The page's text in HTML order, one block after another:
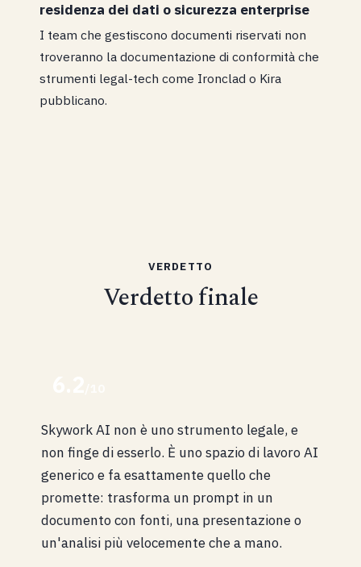
residenza dei dati o sicurezza enterprise
I team che gestiscono documenti riservati non
troveranno la documentazione di conformità che
strumenti legal-tech come Ironclad o Kira
pubblicano.
VERDETTO
Verdetto finale
Skywork AI non è uno strumento legale, e
non finge di esserlo. È uno spazio di lavoro AI
generico e fa esattamente quello che
promette: trasforma un prompt in un
documento con fonti, una presentazione o
un'analisi più velocemente che a mano.